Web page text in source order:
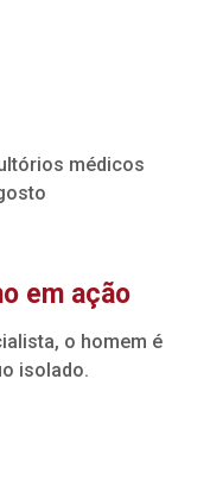
médicos
em ação
o homem é
isolado.